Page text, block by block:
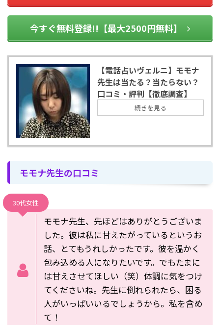
今すぐ無料登録!!【最大2500円無料】
【電話占いヴェルニ】モモナ
先生は当たる？当たらない？
口コミ・評判【徹底調査】
続きを見る
モモナ先生の口コミ
30代女性
モモナ先生、先ほどはありがとうございま
した。彼は私に甘えたがっているというお
話、とてもうれしかったです。彼を温かく
包み込める人になりたいです。でもたまに
は甘えさせてほしい（笑）体調に気をつけ
てくださいね。先生に倒れられたら、困る
人がいっぱいいるでしょうから。私を含め
て！